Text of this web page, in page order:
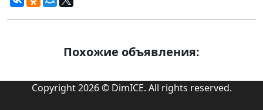
Похожие объявления:
Copyright 2026 © DimICE. All rights reserved.